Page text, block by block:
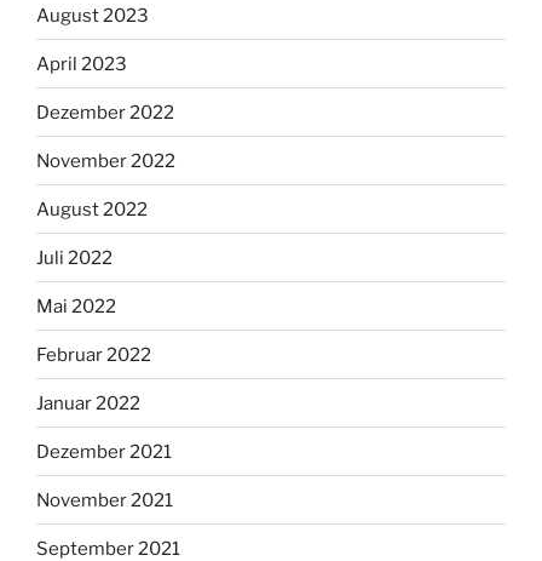
August 2023
April 2023
Dezember 2022
November 2022
August 2022
Juli 2022
Mai 2022
Februar 2022
Januar 2022
Dezember 2021
November 2021
September 2021